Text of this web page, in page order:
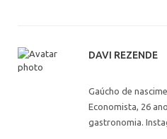
DAVI REZENDE
Gaúcho de
Economista, 26
gastronomia.